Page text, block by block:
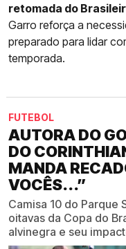
retomada do
Garro reforça a
preparado para lidar
temporada.
FUTEBOL
AUTORA DO
DO
MANDA
VOCÊS...”
Camisa 10 do Parque
oitavas da Copa do
alvinegra e seu